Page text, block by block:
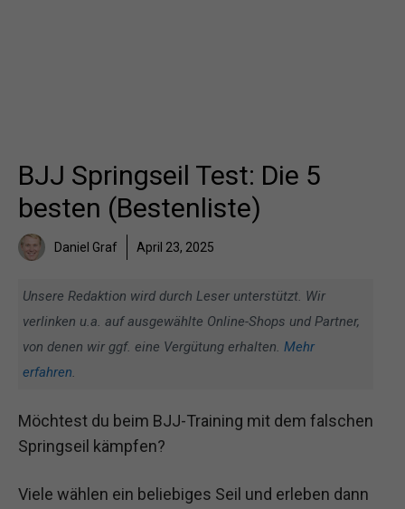
BJJ Springseil Test: Die 5
besten (Bestenliste)
Daniel Graf April 23, 2025
Unsere Redaktion wird durch Leser unterstützt. Wir
verlinken u.a. auf ausgewählte Online-Shops und Partner,
von denen wir ggf. eine Vergütung erhalten. Mehr
erfahren.
Möchtest du beim BJJ-Training mit dem falschen
Springseil kämpfen?
Viele wählen ein beliebiges Seil und erleben dann